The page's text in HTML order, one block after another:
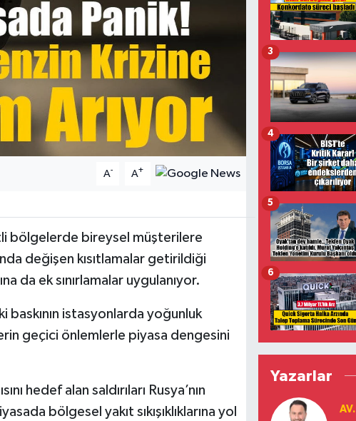
A- A+
bölgelerde bireysel müşterilere
değişen kısıtlamalar getirildiği
da ek sınırlamalar uygulanıyor.
istasyonlarda yoğunluk
geçici önlemlerle piyasa dengesini
hedef alan saldırıları Rusya’nın
bölgesel yakıt sıkışıklıklarına yol
3
4
5
6
Yazarlar